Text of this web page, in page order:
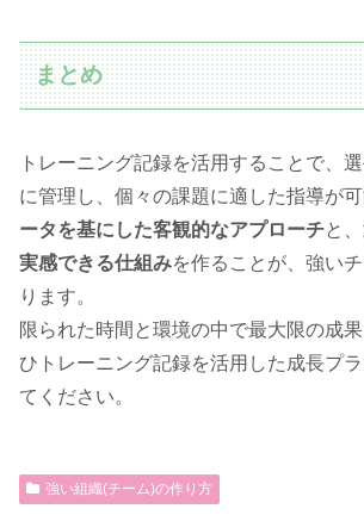
まとめ
トレーニング記録を活用することで、
に管理し、個々の課題に適した指導が可
ータを基にした客観的なアプローチと、
実感できる仕組みを作ることが、強い
ります。
限られた時間と環境の中で最大限の成
ひトレーニング記録を活用した成長プ
てください。
強い組織(チーム)の作り方